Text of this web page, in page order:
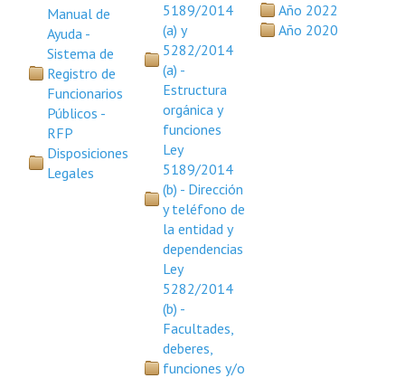
Misión y Visión
Marco Normativo
Organigrama
Plan Estratégico 2022 - 2026
Sistema de Gestión de Calidad
Resoluciones de Carácter General
Participación Ciudadana
ACTIVIDADES DE CONTROL
Manual de
Ayuda -
Sistema de
Registro de
Funcionarios
Públicos -
RFP
Disposiciones
Legales
5189/2014
(a) y
5282/2014
(a) -
Estructura
orgánica y
funciones
Ley
5189/2014
(b) - Dirección
y teléfono de
la entidad y
dependencias
Ley
5282/2014
(b) -
Facultades,
deberes,
funciones y/o
Año 2022
Año 2020